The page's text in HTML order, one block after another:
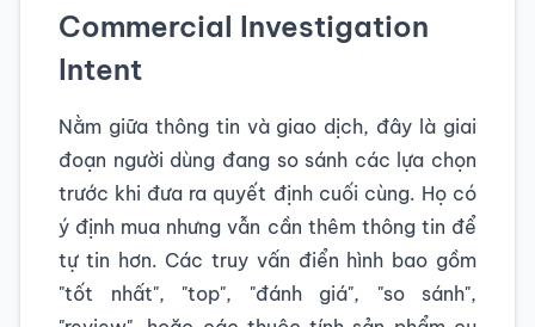
Commercial Investigation
Intent
Nằm giữa thông tin và giao dịch, đây là giai
đoạn người dùng đang so sánh các lựa chọn
trước khi đưa ra quyết định cuối cùng. Họ có
ý định mua nhưng vẫn cần thêm thông tin để
tự tin hơn. Các truy vấn điển hình bao gồm
"tốt nhất", "top", "đánh giá", "so sánh",